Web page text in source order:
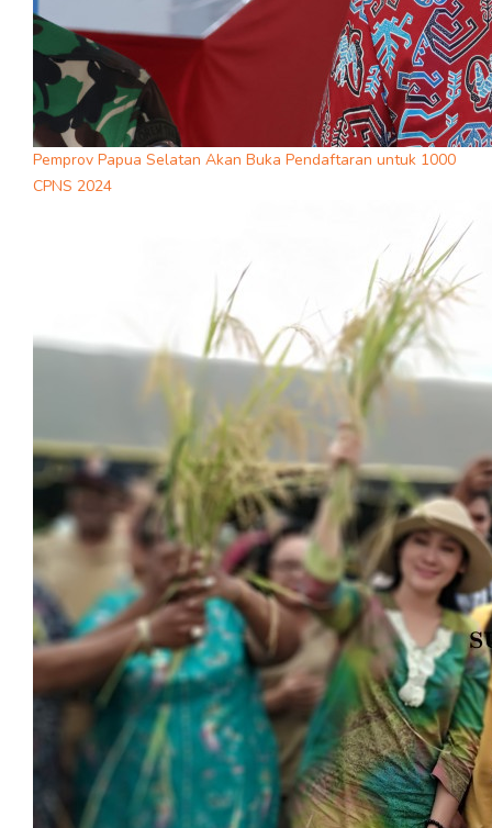
Pemprov Papua Selatan Akan Buka Pendaftaran untuk 1000
CPNS 2024